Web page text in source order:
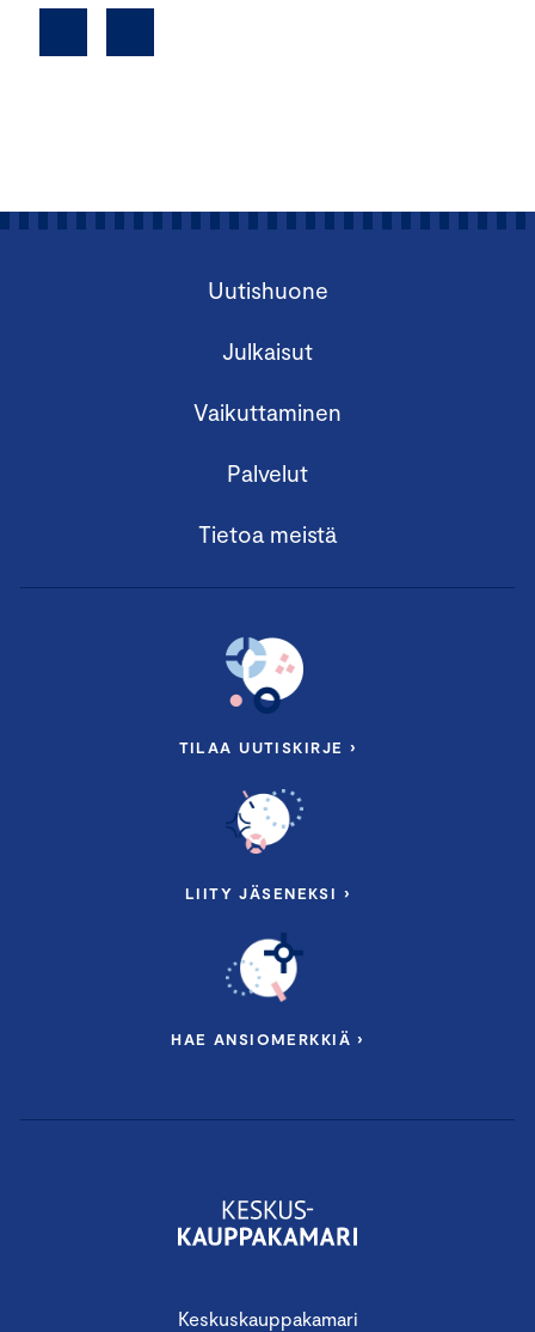
Keskuskauppakamari
Uutishuone
Julkaisut
Vaikuttaminen
Palvelut
Tietoa meistä
TILAA UUTISKIRJE ›
LIITY JÄSENEKSI ›
HAE ANSIOMERKKIÄ ›